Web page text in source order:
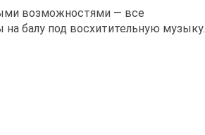
возможностями — все
балу под восхитительную музыку.